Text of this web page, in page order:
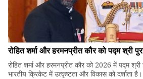
रोहित शर्मा और हरमनप्रीत कौर को पद्म श्री
रोहित शर्मा और हरमनप्रीत कौर को 2026 में पद्म श्री
भारतीय क्रिकेट में उत्कृष्टता और विकास को दर्शाता है।